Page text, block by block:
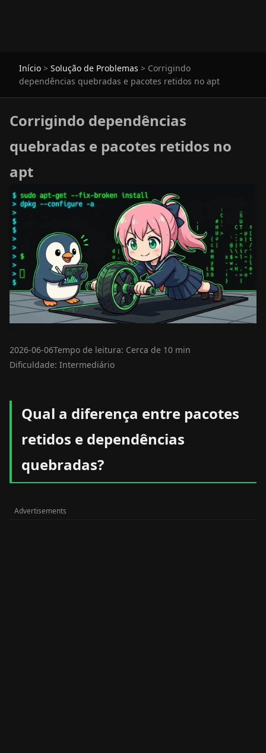
Início > Solução de Problemas > Corrigindo
dependências quebradas e pacotes retidos no apt
Corrigindo dependências
quebradas e pacotes retidos no
apt
2026-06-06Tempo de leitura: Cerca de 10 min
Dificuldade: Intermediário
Qual a diferença entre pacotes
retidos e dependências
quebradas?